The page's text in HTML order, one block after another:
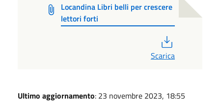
Locandina Libri belli per crescere
lettori forti
Scarica
Ultimo aggiornamento: 23 novembre 2023, 18:55